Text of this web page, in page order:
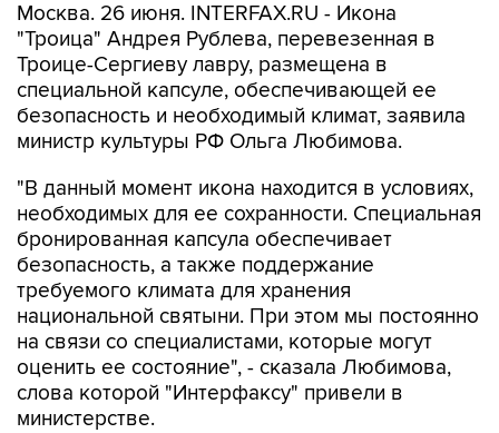
Москва. 26 июня. INTERFAX.RU - Икона
"Троица" Андрея Рублева, перевезенная в
Троице-Сергиеву лавру, размещена в
специальной капсуле, обеспечивающей ее
безопасность и необходимый климат, заявила
министр культуры РФ Ольга Любимова.
"В данный момент икона находится в условиях,
необходимых для ее сохранности. Специальная
бронированная капсула обеспечивает
безопасность, а также поддержание
требуемого климата для хранения
национальной святыни. При этом мы постоянно
на связи со специалистами, которые могут
оценить ее состояние", - сказала Любимова,
слова которой "Интерфаксу" привели в
министерстве.